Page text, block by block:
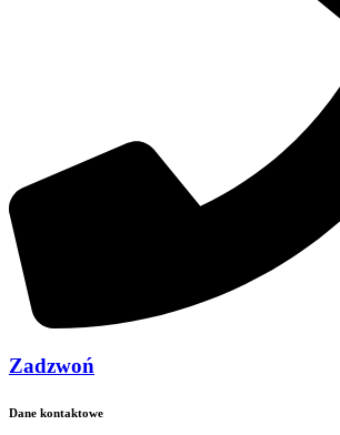
Zadzwoń
Dane kontaktowe